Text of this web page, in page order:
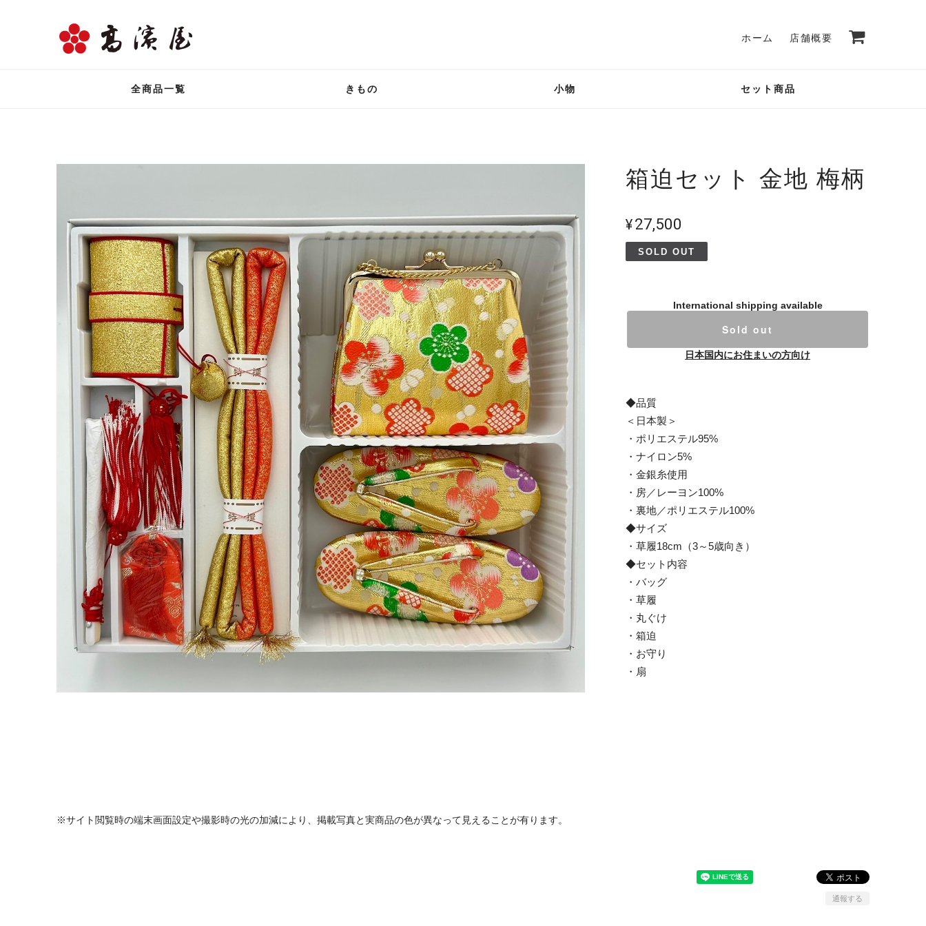
ホーム 店舗概要
全商品一覧 きもの 小物 セット商品
箱迫セット 金地 梅柄
¥27,500
SOLD OUT
International shipping available
Sold out
日本国内にお住まいの方向け
◆品質
＜日本製＞
・ポリエステル95%
・ナイロン5%
・金銀糸使用
・房／レーヨン100%
・裏地／ポリエステル100%
◆サイズ
・草履18cm（3～5歳向き）
◆セット内容
・バッグ
・草履
・丸ぐけ
・箱迫
・お守り
・扇
※サイト閲覧時の端末画面設定や撮影時の光の加減により、掲載写真と実商品の色が異なって見えることが有ります。
通報する